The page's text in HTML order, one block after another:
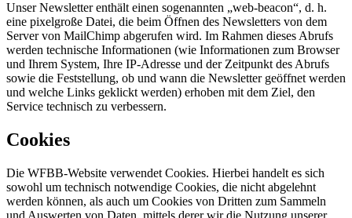
Unser Newsletter enthält einen sogenannten „web-beacon“, d. h.
eine pixelgroße Datei, die beim Öffnen des Newsletters von dem
Server von MailChimp abgerufen wird. Im Rahmen dieses Abrufs
werden technische Informationen (wie Informationen zum Browser
und Ihrem System, Ihre IP-Adresse und der Zeitpunkt des Abrufs
sowie die Feststellung, ob und wann die Newsletter geöffnet werden
und welche Links geklickt werden) erhoben mit dem Ziel, den
Service technisch zu verbessern.
Cookies
Die WFBB-Website verwendet Cookies. Hierbei handelt es sich
sowohl um technisch notwendige Cookies, die nicht abgelehnt
werden können, als auch um Cookies von Dritten zum Sammeln
und Auswerten von Daten, mittels derer wir die Nutzung unserer